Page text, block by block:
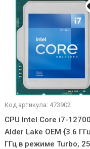
Код артикула: 473902
CPU Intel Core i7-
Alder Lake OEM {3.6
ГГц в режиме Turbo,